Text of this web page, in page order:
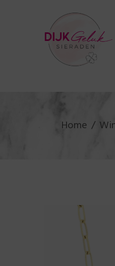
Home